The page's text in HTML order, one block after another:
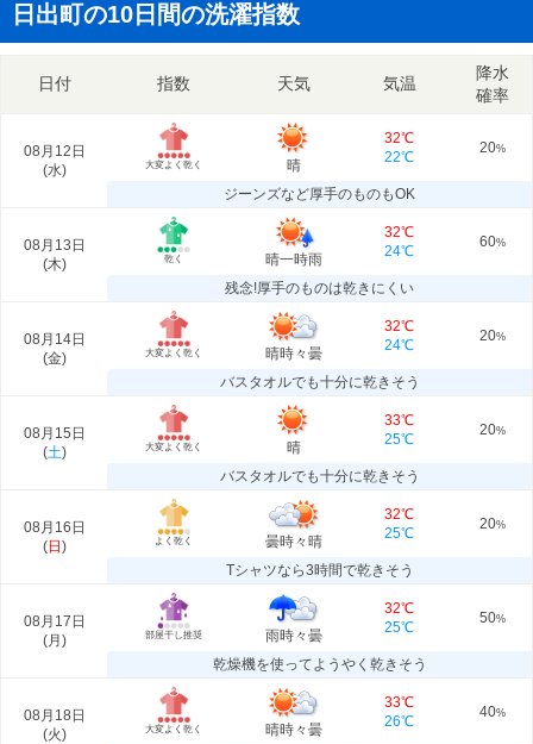
日出町の10日間の洗濯指数
日付 指数 天気 気温
降水
確率
08月12日
(水) 大変よく乾く 晴
32℃
22℃
20%
ジーンズなど厚手のものもOK
08月13日
(木) 乾く 晴一時雨
32℃
24℃
60%
残念!厚手のものは乾きにくい
08月14日
(金) 大変よく乾く 晴時々曇
32℃
24℃
20%
バスタオルでも十分に乾きそう
08月15日
(土) 大変よく乾く 晴
33℃
25℃
20%
バスタオルでも十分に乾きそう
08月16日
(日 ) よく乾く 曇時々晴
32℃
25℃
20%
Tシャツなら3時間で乾きそう
08月17日
(月 ) 部屋干し推奨 雨時々曇
32℃
25℃
50%
乾燥機を使ってようやく乾きそう
08月18日
(火) 大変よく乾く 晴時々曇
33℃
26℃
40%